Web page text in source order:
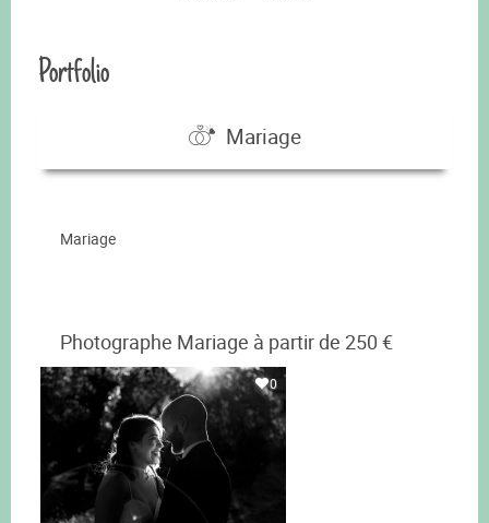
Portfolio
Mariage
Mariage
Photographe Mariage à partir de 250 €
0